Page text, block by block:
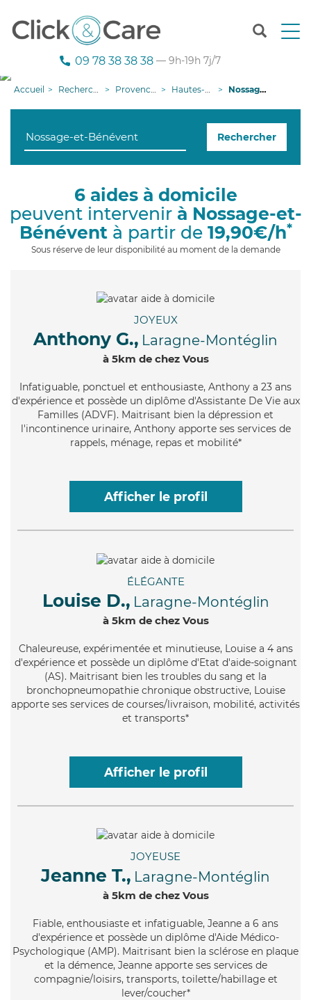
T
n
g
i
o
09 78 38 38 38 — 9h-19h 7j/7
Accueil Recherche aide à domicile Provence-Alpes-Côte d'Azur Hautes-Alpes Nossage-et-Bénévent
Rechercher
6 aides à domicile
peuvent intervenir à Nossage-et-
Bénéventà partir de 19,90€/h*
Sous réserve de leur disponibilité au moment de la demande
JOYEUX
Anthony G., Laragne-Montéglin
à 5km de chez Vous
Infatiguable, ponctuel et enthousiaste, Anthony a 23 ans
d'expérience et possède un diplôme d'Assistante De Vie aux
Familles (ADVF). Maitrisant bien la dépression et
l'incontinence urinaire, Anthony apporte ses services de
rappels, ménage, repas et mobilité*
Afficher le profil
ÉLÉGANTE
Louise D., Laragne-Montéglin
à 5km de chez Vous
Chaleureuse, expérimentée et minutieuse, Louise a 4 ans
d'expérience et possède un diplôme d'Etat d'aide-soignant
(AS). Maitrisant bien les troubles du sang et la
bronchopneumopathie chronique obstructive, Louise
apporte ses services de courses/livraison, mobilité, activités
et transports*
Afficher le profil
JOYEUSE
Jeanne T., Laragne-Montéglin
à 5km de chez Vous
Fiable, enthousiaste et infatiguable, Jeanne a 6 ans
d'expérience et possède un diplôme d'Aide Médico-
Psychologique (AMP). Maitrisant bien la sclérose en plaque
et la démence, Jeanne apporte ses services de
compagnie/loisirs, transports, toilette/habillage et
lever/coucher*